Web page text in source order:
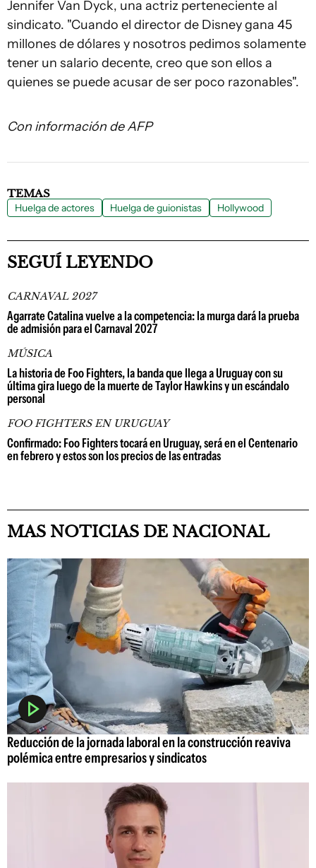
Jennifer Van Dyck, una actriz perteneciente al
sindicato. "Cuando el director de Disney gana 45
millones de dólares y nosotros pedimos solamente
tener un salario decente, creo que son ellos a
quienes se puede acusar de ser poco razonables".
Con información de AFP
TEMAS
Huelga de actores Huelga de guionistas Hollywood
SEGUÍ LEYENDO
CARNAVAL 2027
Agarrate Catalina vuelve a la competencia: la murga dará la prueba
de admisión para el Carnaval 2027
MÚSICA
La historia de Foo Fighters, la banda que llega a Uruguay con su
última gira luego de la muerte de Taylor Hawkins y un escándalo
personal
FOO FIGHTERS EN URUGUAY
Confirmado: Foo Fighters tocará en Uruguay, será en el Centenario
en febrero y estos son los precios de las entradas
MAS NOTICIAS DE NACIONAL
Reducción de la jornada laboral en la construcción reaviva
polémica entre empresarios y sindicatos